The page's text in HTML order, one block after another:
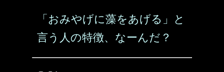
「おみやげに藻をあげる」と
言う人の特徴、なーんだ？